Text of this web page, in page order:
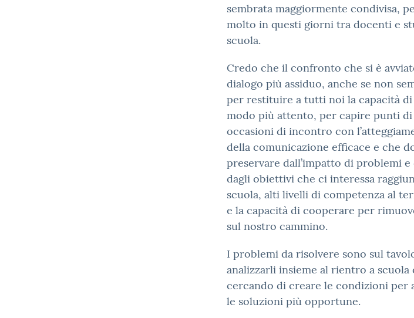
sembrata maggiormente condivisa,
molto in questi giorni tra docenti e
scuola.
Credo che il confronto che si è
dialogo più assiduo, anche se non
per restituire a tutti noi la capacità
modo più attento, per capire punti di
occasioni di incontro con
della comunicazione efficace e che
preservare dall’impatto di problemi
dagli obiettivi che ci interessa
scuola, alti livelli di competenza al
e la capacità di cooperare per
sul nostro cammino.
I problemi da risolvere sono sul
analizzarli insieme al rientro a
cercando di creare le condizioni per
le soluzioni più opportune.